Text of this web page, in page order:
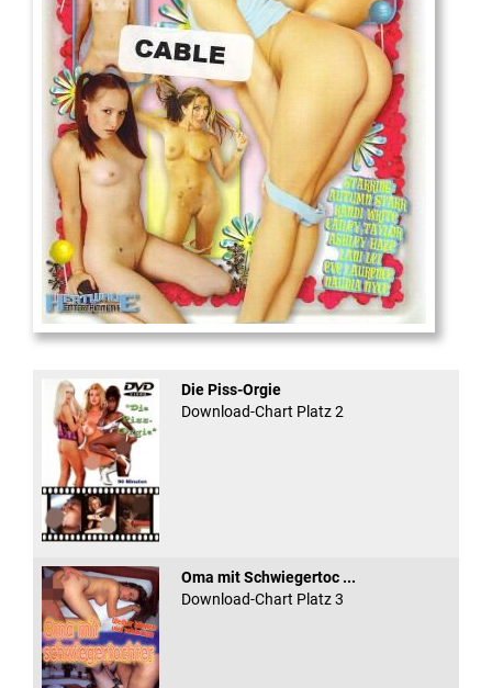
And Confused #8 - ...
Die Piss-Orgie
Download-Chart Platz 2
Oma mit Schwiegertoc ...
Download-Chart Platz 3